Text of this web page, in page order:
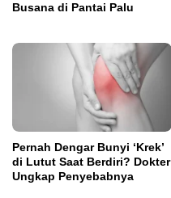
Busana di Pantai Palu
Pernah Dengar Bunyi ‘Krek’
di Lutut Saat Berdiri? Dokter
Ungkap Penyebabnya